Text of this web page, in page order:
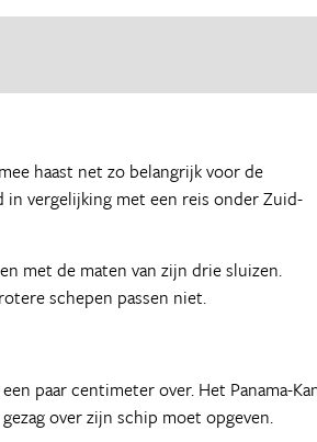
haast net zo belangrijk voor de
in vergelijking met een reis onder Zuid-
met de maten van zijn drie sluizen.
schepen passen niet.
paar centimeter over. Het Panama-
over zijn schip moet opgeven.